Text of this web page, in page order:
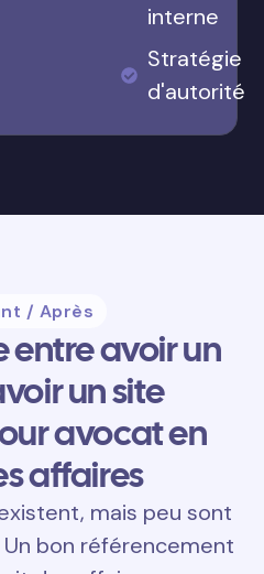
interne
Stratégie
d'autorité
/ Après
entre avoir un
un site
avocat en
affaires
mais peu sont
bon référencement